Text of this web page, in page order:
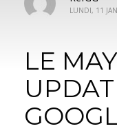
LUNDI, 11
LE